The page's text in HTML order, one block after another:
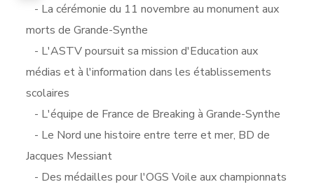
- La cérémonie du 11 novembre au monument aux
morts de Grande-Synthe
- L'ASTV poursuit sa mission d'Education aux
médias et à l'information dans les établissements
scolaires
- L'équipe de France de Breaking à Grande-Synthe
- Le Nord une histoire entre terre et mer, BD de
Jacques Messiant
- Des médailles pour l'OGS Voile aux championnats